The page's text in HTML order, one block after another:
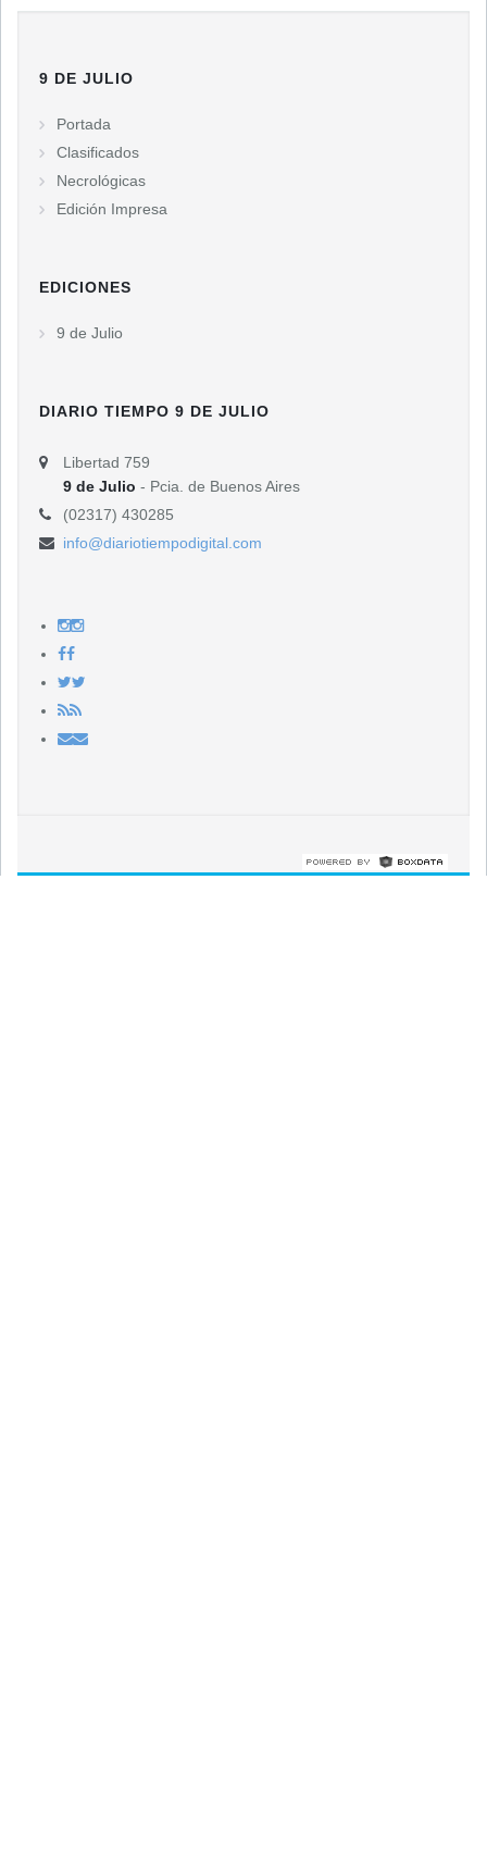
9 DE JULIO
Portada
Clasificados
Necrológicas
Edición Impresa
EDICIONES
9 de Julio
DIARIO TIEMPO 9 DE JULIO
Libertad 759
9 de Julio - Pcia. de Buenos Aires
(02317) 430285
info@diariotiempodigital.com